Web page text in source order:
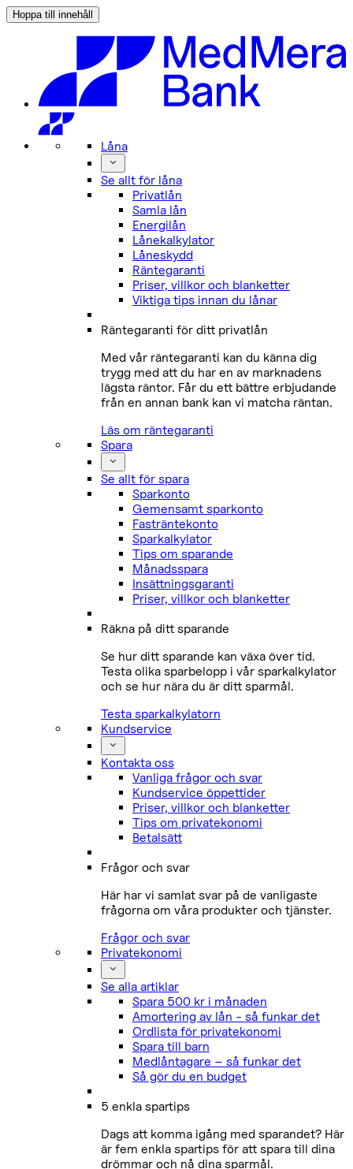
Hoppa till innehåll
Låna
Se allt för låna
Privatlån
Samla lån
Energilån
Lånekalkylator
Låneskydd
Räntegaranti
Priser, villkor och blanketter
Viktiga tips innan du lånar
Räntegaranti för ditt privatlån
Med vår räntegaranti kan du känna dig
trygg med att du har en av marknadens
lägsta räntor. Får du ett bättre erbjudande
från en annan bank kan vi matcha räntan.
Läs om räntegaranti
Spara
Se allt för spara
Sparkonto
Gemensamt sparkonto
Fasträntekonto
Sparkalkylator
Tips om sparande
Månadsspara
Insättningsgaranti
Priser, villkor och blanketter
Räkna på ditt sparande
Se hur ditt sparande kan växa över tid.
Testa olika sparbelopp i vår sparkalkylator
och se hur nära du är ditt sparmål.
Testa sparkalkylatorn
Kundservice
Kontakta oss
Vanliga frågor och svar
Kundservice öppettider
Priser, villkor och blanketter
Tips om privatekonomi
Betalsätt
Frågor och svar
Här har vi samlat svar på de vanligaste
frågorna om våra produkter och tjänster.
Frågor och svar
Privatekonomi
Se alla artiklar
Spara 500 kr i månaden
Amortering av lån - så funkar det
Ordlista för privatekonomi
Spara till barn
Medlåntagare – så funkar det
Så gör du en budget
5 enkla spartips
Dags att komma igång med sparandet? Här
är fem enkla spartips för att spara till dina
drömmar och nå dina sparmål.